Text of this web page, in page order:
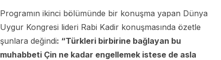
Programın ikinci bölümünde bir konuşma yapan Dünya
Uygur Kongresi lideri Rabi Kadir konuşmasında özetle
şunlara değindi: “Türkleri birbirine bağlayan bu
muhabbeti Çin ne kadar engellemek istese de asla